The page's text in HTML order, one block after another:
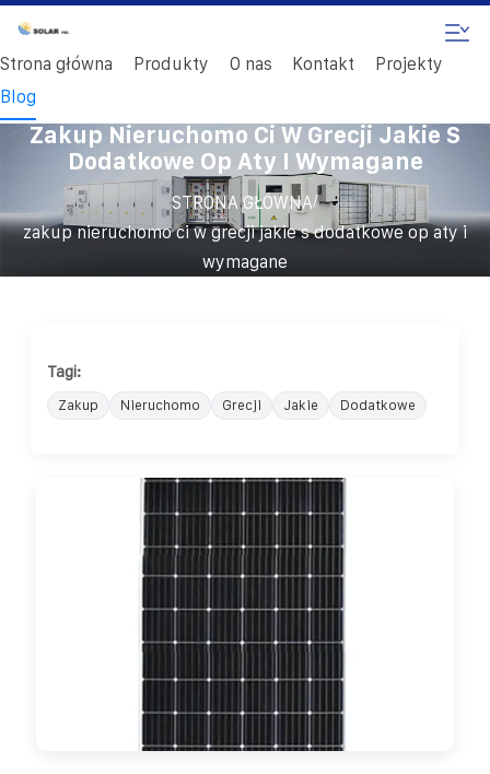
Strona główna Produkty O nas Kontakt
Projekty
Blog
Zakup Nieruchomo Ci W Grecji Jakie S
Dodatkowe Op Aty I Wymagane
STRONA GŁÓWNA/
zakup nieruchomo ci w grecji jakie s dodatkowe op aty i
wymagane
Tagi:
Zakup Nieruchomo Grecji Jakie Dodatkowe